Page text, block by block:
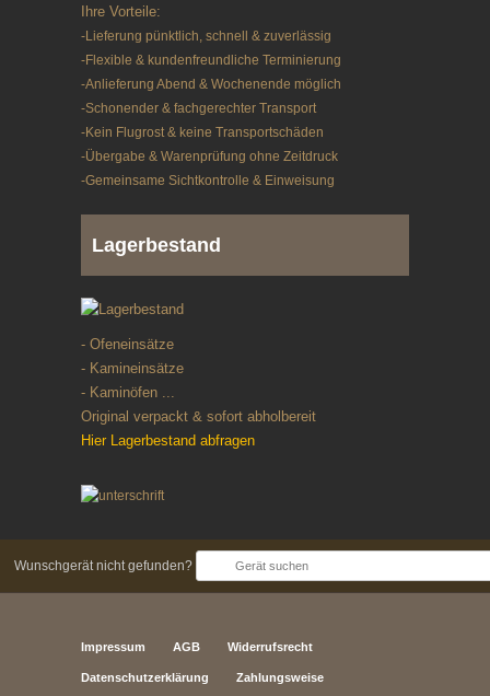
Ihre Vorteile:
-Lieferung pünktlich, schnell & zuverlässig
-Flexible & kundenfreundliche Terminierung
-Anlieferung Abend & Wochenende möglich
-Schonender & fachgerechter Transport
-Kein Flugrost & keine Transportschäden
-Übergabe & Warenprüfung ohne Zeitdruck
-Gemeinsame Sichtkontrolle & Einweisung
Lagerbestand
- Ofeneinsätze
- Kamineinsätze
- Kaminöfen ...
Original verpackt & sofort abholbereit
Hier Lagerbestand abfragen
Wunschgerät nicht gefunden?
Impressum AGB Widerrufsrecht
Datenschutzerklärung Zahlungsweise